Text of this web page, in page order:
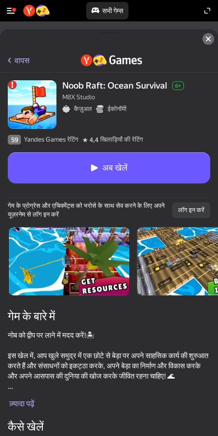
सभी गेम्स
वापस
Noob Raft: Ocean Survival 6+
M8X Studio
कैज़ुअल
ईकोनॉमी
59 Yandes Games रेटिंग 4,4 खिलाड़ियों की रेटिंग
अब खेलें
गेम के प्रोग्रेस और एचिवमेंट्स को भरोसे के साथ सेव करने के लिए अपने
यूज़रनेम से लॉग इन करें
लॉग इन करें
गेम के बारे में
नोब को द्वीप पर लाने में मदद करें!🏝️
इस खेल में, आप खुले समुद्र में एक छोटे से बेड़ा पर अपने साहसिक कार्य की शुरुआत
करते हैं और संसाधनों को इकट्ठा करके, अपने बेड़ा का निर्माण और विकास करके
और अपने आसपास की दुनिया की खोज करके जीवित रहना चाहिए! 🌊
विकसित करने में मदद करेगा!💪
* विभिन्न खाल और सजावट का एक विशाल चयन!👑
ज़्यादा पढ़ें
कैसे खेलें